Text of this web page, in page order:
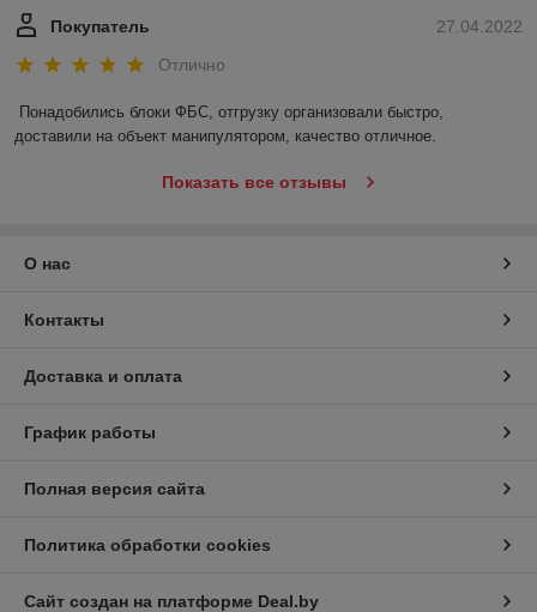
27.04.2022
Покупатель
Отлично
Понадобились блоки ФБС, отгрузку организовали быстро,
доставили на объект манипулятором, качество отличное.
Показать все отзывы
О нас
Контакты
Доставка и оплата
График работы
Полная версия сайта
Политика обработки cookies
Сайт создан на платформе Deal.by